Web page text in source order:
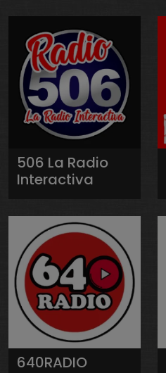
506 La Radio
Interactiva
640RADIO